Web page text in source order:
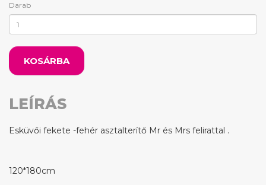
Darab
KOSÁRBA
LEÍRÁS
Esküvői fekete -fehér asztalterítő Mr és Mrs felirattal .
120*180cm